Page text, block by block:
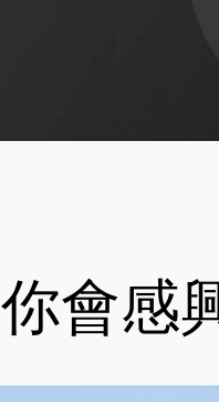
你會感